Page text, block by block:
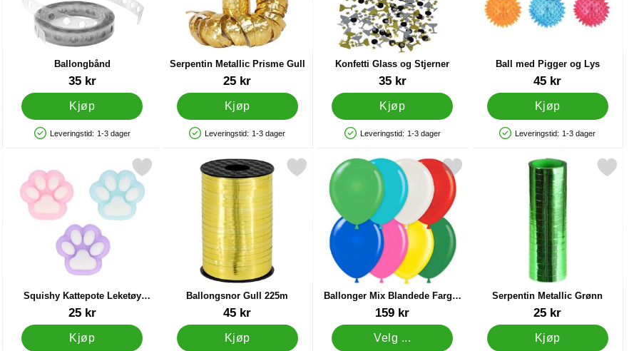
Ballongbånd
Varenummer 21211
35 kr
Kjøp
Produkttilgjengelighet: På lager
Leveringstid: 1-3 dager
Serpentin Metallic Prisme Gull
Varenummer 9764
25 kr
Kjøp
Produkttilgjengelighet: På lager
Leveringstid: 1-3 dager
Konfetti Glass og Stjerner
Varenummer 18746
35 kr
Kjøp
Produkttilgjengelighet: På lager
Leveringstid: 1-3 dager
Ball med Pigger og Lys
Varenummer 85041
45 kr
Kjøp
Produkttilgjengelighet: På lager
Leveringstid: 1-3 dager
Rosa som favoritt
Squishy Kattepote Leketøy
Pastell 5,5 cm
Varenummer 91546
25 kr
Kjøp
Merk squishy Kattepote Leketøy Pastell 5,5 cm som favoritt
Ballongsnor Gull 225m
Varenummer 41405
45 kr
Kjøp
Merk ballongsnor Gull 225m som favoritt
Ballonger Mix Blandede Farger
100-pakning
Varenummer 15191
159 kr
Velg ...
Merk ballonger Mix Blandede Farger 100-pakning som favoritt
Serpentin Metallic Grønn
Varenummer 11495
25 kr
Kjøp
Merk serpentin Metallic